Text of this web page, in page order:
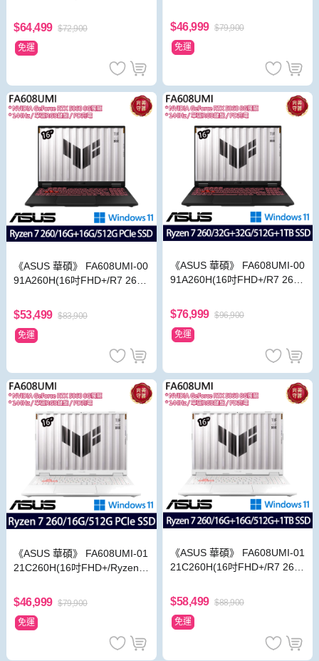
TX5060/特仕版
$64,499 $72,900
免運
0/Win11/二年保)
$46,999 $79,900
免運
《ASUS 華碩》 FA608UMI-00
91A260H(16吋FHD+/R7 260/
0/Win11/特仕版)
$53,499 $83,900
免運
《ASUS 華碩》 FA608UMI-00
91A260H(16吋FHD+/R7 260/
60/Win11/特仕版)
$76,999 $96,900
免運
《ASUS 華碩》 FA608UMI-01
21C260H(16吋FHD+/Ryzen 7
0/Win11/二年保)
$46,999 $79,900
免運
《ASUS 華碩》 FA608UMI-01
21C260H(16吋FHD+/R7 260/
60/Win11/特仕版)
$58,499 $88,900
免運